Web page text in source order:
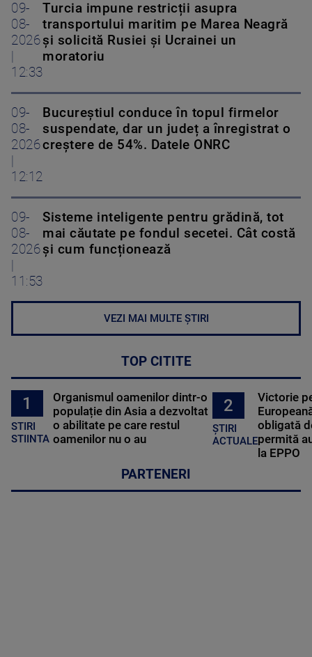
09-
08-
2026
12:33
Turcia impune restricții asupra
transportului maritim pe Marea Neagră
și solicită Rusiei și Ucrainei un
moratoriu
09-
08-
2026
12:12
Bucureștiul conduce în topul firmelor
suspendate, dar un județ a înregistrat o
creștere de 54%. Datele ONRC
09-
08-
2026
11:53
Sisteme inteligente pentru grădină, tot
mai căutate pe fondul secetei. Cât costă
și cum funcționează
VEZI MAI MULTE ȘTIRI
TOP CITITE
1
STIRI
STIINTA
Organismul oamenilor dintr-o
populație din Asia a dezvoltat
o abilitate pe care restul
oamenilor nu o au
2
ȘTIRI
ACTUALE
Victorie
obligată
permită
la EPPO
PARTENERI